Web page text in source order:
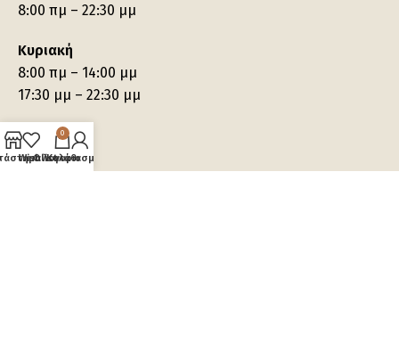
8:00 πμ – 22:30 μμ
Κυριακή
8:00 πμ – 14:00 μμ
17:30 μμ – 22:30 μμ
Wishlist
0
Καλάθι
Ο λογαριασμός μου